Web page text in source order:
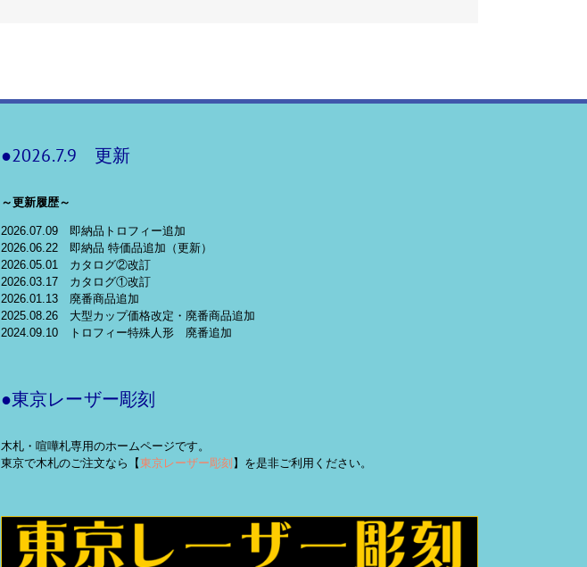
●2026.7.9 更新
～更新履歴～
2026.07.09 即納品トロフィー追加
2026.06.22 即納品 特価品追加（更新）
2026.05.01 カタログ②改訂
2026.03.17 カタログ①改訂
2026.01.13 廃番商品追加
2025.08.26 大型カップ価格改定・廃番商品追加
2024.09.10 トロフィー特殊人形 廃番追加
●東京レーザー彫刻
木札・喧嘩札専用のホームページです。
東京で木札のご注文なら【東京レーザー彫刻】を是非ご利用ください。